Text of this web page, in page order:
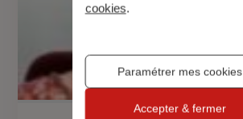
cookies.
Paramétrer mes cookies
Accepter & fermer